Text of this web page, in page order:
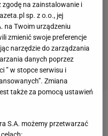
zgodę na zainstalowanie i
sp. z o.o., jej
na Twoim urządzeniu
zmienić swoje preferencje
narzędzie do zarządzania
danych poprzez
” w stopce serwisu i
Zmiana
także za pomocą ustawień
S.A. możemy przetwarzać